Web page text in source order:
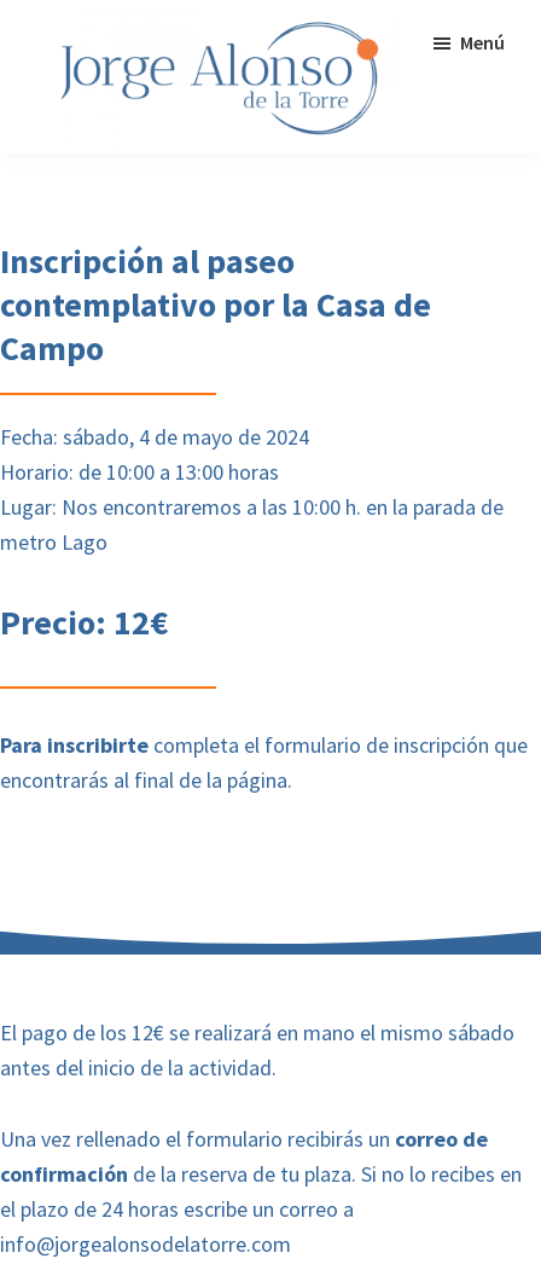
contenido
Torre
-
Mindfulness
Transformación
personal
puede
ser
tu
gran
de
transformación
Menú
Inscripción al paseo
contemplativo por la Casa de
Campo
Fecha: sábado, 4 de mayo de 2024
Horario: de 10:00 a 13:00 horas
Lugar: Nos encontraremos a las 10:00 h. en la parada de
metro Lago
Precio: 12€
Para inscribirte completa el formulario de inscripción que
encontrarás al final de la página.
El pago de los 12€ se realizará en mano el mismo sábado
antes del inicio de la actividad.
Una vez rellenado el formulario recibirás un correo de
confirmación de la reserva de tu plaza. Si no lo recibes en
el plazo de 24 horas escribe un correo a
info@jorgealonsodelatorre.com